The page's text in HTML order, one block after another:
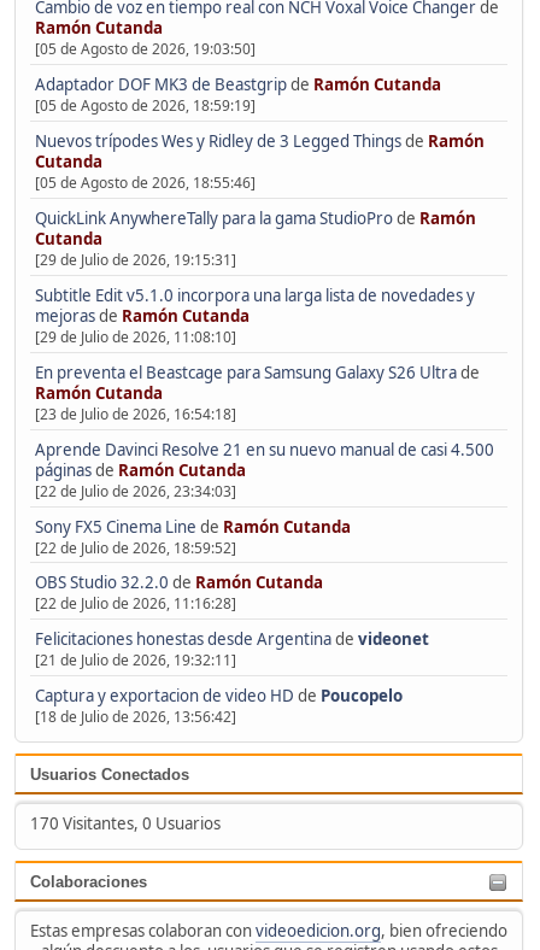
Cambio de voz en tiempo real con NCH Voxal Voice Changerde
Ramón Cutanda
[05 de Agosto de 2026, 19:03:50]
Adaptador DOF MK3 de Beastgripde Ramón Cutanda
[05 de Agosto de 2026, 18:59:19]
Nuevos trípodes Wes y Ridley de 3 Legged Thingsde Ramón
Cutanda
[05 de Agosto de 2026, 18:55:46]
QuickLink AnywhereTally para la gama StudioProde Ramón
Cutanda
[29 de Julio de 2026, 19:15:31]
Subtitle Edit v5.1.0 incorpora una larga lista de novedades y
mejorasde Ramón Cutanda
[29 de Julio de 2026, 11:08:10]
En preventa el Beastcage para Samsung Galaxy S26 Ultrade
Ramón Cutanda
[23 de Julio de 2026, 16:54:18]
Aprende Davinci Resolve 21 en su nuevo manual de casi 4.500
páginasde Ramón Cutanda
[22 de Julio de 2026, 23:34:03]
Sony FX5 Cinema Line de Ramón Cutanda
[22 de Julio de 2026, 18:59:52]
OBS Studio 32.2.0 de Ramón Cutanda
[22 de Julio de 2026, 11:16:28]
Felicitaciones honestas desde Argentinade videonet
[21 de Julio de 2026, 19:32:11]
Captura y exportacion de video HD de Poucopelo
[18 de Julio de 2026, 13:56:42]
Usuarios Conectados
170 Visitantes, 0 Usuarios
Colaboraciones
Estas empresas colaboran convideoedicion.org, bien ofreciendo